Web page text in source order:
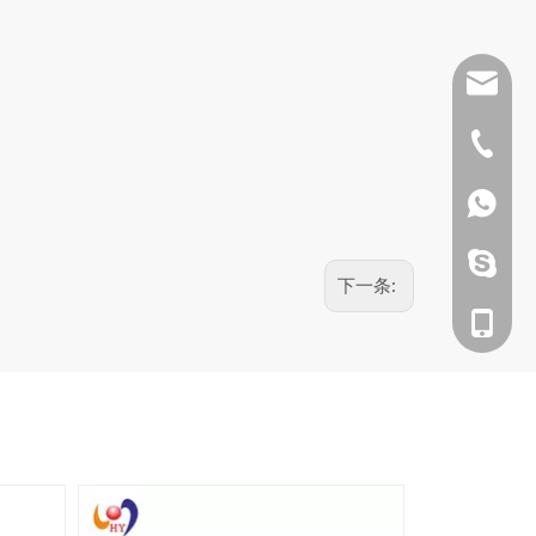
下一条:
+86-